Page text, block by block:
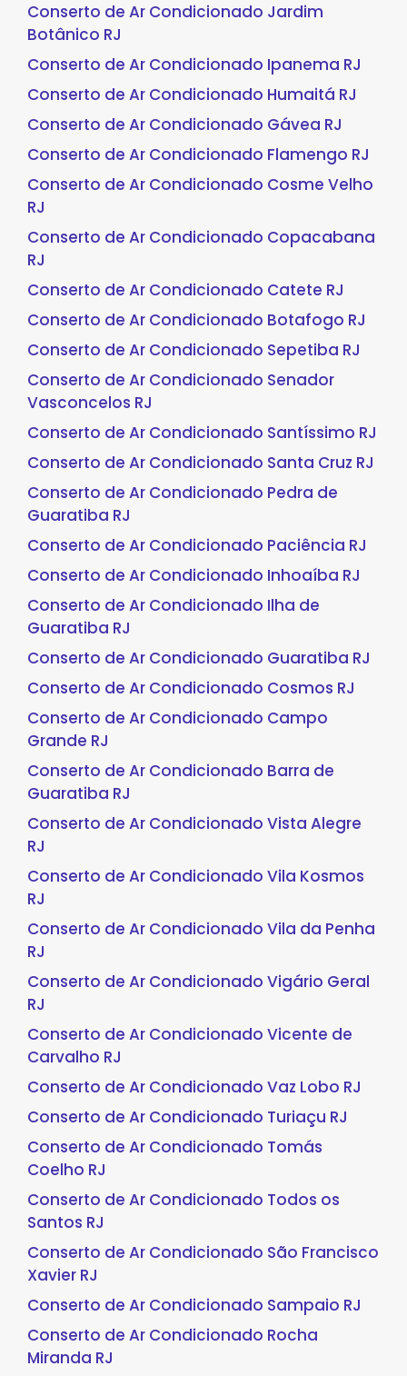
Conserto de Ar Condicionado Jardim
Botânico RJ
Conserto de Ar Condicionado Ipanema RJ
Conserto de Ar Condicionado Humaitá RJ
Conserto de Ar Condicionado Gávea RJ
Conserto de Ar Condicionado Flamengo RJ
Conserto de Ar Condicionado Cosme Velho
RJ
Conserto de Ar Condicionado Copacabana
RJ
Conserto de Ar Condicionado Catete RJ
Conserto de Ar Condicionado Botafogo RJ
Conserto de Ar Condicionado Sepetiba RJ
Conserto de Ar Condicionado Senador
Vasconcelos RJ
Conserto de Ar Condicionado Santíssimo RJ
Conserto de Ar Condicionado Santa Cruz RJ
Conserto de Ar Condicionado Pedra de
Guaratiba RJ
Conserto de Ar Condicionado Paciência RJ
Conserto de Ar Condicionado Inhoaíba RJ
Conserto de Ar Condicionado Ilha de
Guaratiba RJ
Conserto de Ar Condicionado Guaratiba RJ
Conserto de Ar Condicionado Cosmos RJ
Conserto de Ar Condicionado Campo
Grande RJ
Conserto de Ar Condicionado Barra de
Guaratiba RJ
Conserto de Ar Condicionado Vista Alegre
RJ
Conserto de Ar Condicionado Vila Kosmos
RJ
Conserto de Ar Condicionado Vila da Penha
RJ
Conserto de Ar Condicionado Vigário Geral
RJ
Conserto de Ar Condicionado Vicente de
Carvalho RJ
Conserto de Ar Condicionado Vaz Lobo RJ
Conserto de Ar Condicionado Turiaçu RJ
Conserto de Ar Condicionado Tomás
Coelho RJ
Conserto de Ar Condicionado Todos os
Santos RJ
Conserto de Ar Condicionado São Francisco
Xavier RJ
Conserto de Ar Condicionado Sampaio RJ
Conserto de Ar Condicionado Rocha
Miranda RJ